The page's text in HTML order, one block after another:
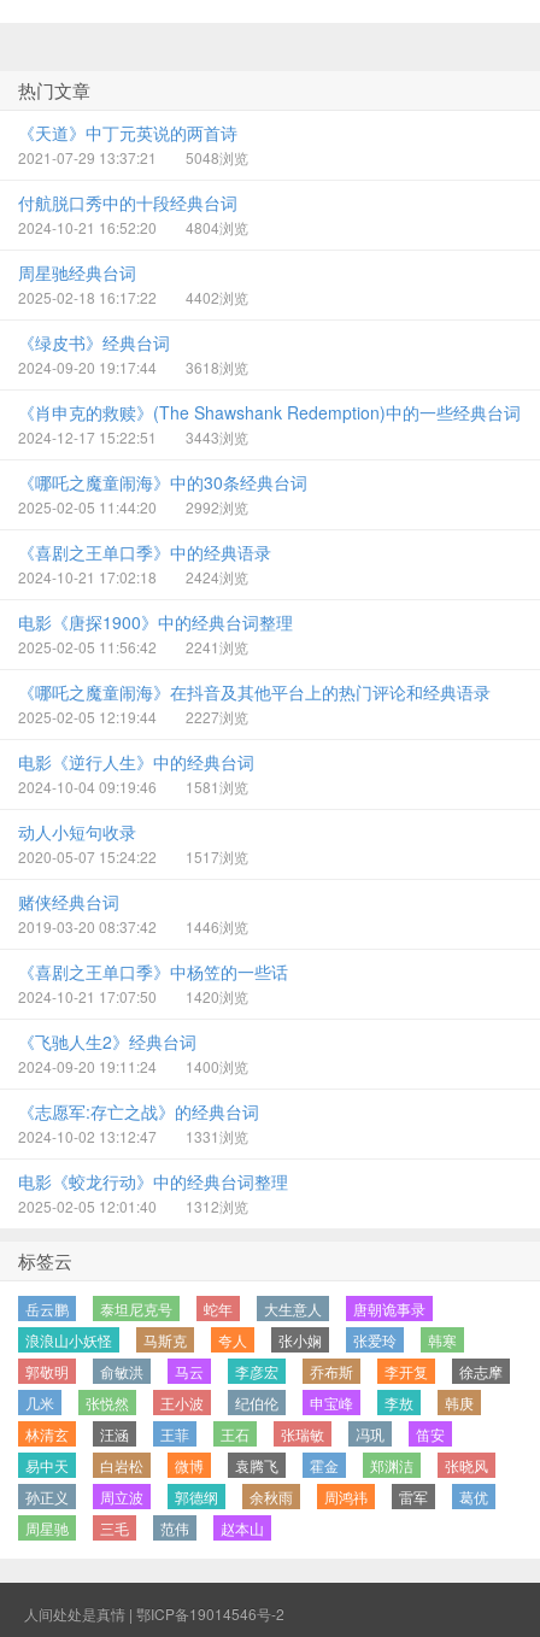
热门文章
《天道》中丁元英说的两首诗
2021-07-29 13:37:21 5048浏览
付航脱口秀中的十段经典台词
2024-10-21 16:52:20 4804浏览
周星驰经典台词
2025-02-18 16:17:22 4402浏览
《绿皮书》经典台词
2024-09-20 19:17:44 3618浏览
《肖申克的救赎》(The Shawshank Redemption)中的一些经典台词
2024-12-17 15:22:51 3443浏览
《哪吒之魔童闹海》中的30条经典台词
2025-02-05 11:44:20 2992浏览
《喜剧之王单口季》中的经典语录
2024-10-21 17:02:18 2424浏览
电影《唐探1900》中的经典台词整理
2025-02-05 11:56:42 2241浏览
《哪吒之魔童闹海》在抖音及其他平台上的热门评论和经典语录
2025-02-05 12:19:44 2227浏览
电影《逆行人生》中的经典台词
2024-10-04 09:19:46 1581浏览
动人小短句收录
2020-05-07 15:24:22 1517浏览
赌侠经典台词
2019-03-20 08:37:42 1446浏览
《喜剧之王单口季》中杨笠的一些话
2024-10-21 17:07:50 1420浏览
《飞驰人生2》经典台词
2024-09-20 19:11:24 1400浏览
《志愿军:存亡之战》‌的经典台词
2024-10-02 13:12:47 1331浏览
电影《蛟龙行动》中的经典台词整理
2025-02-05 12:01:40 1312浏览
标签云
岳云鹏 泰坦尼克号 蛇年 大生意人
唐朝诡事录
浪浪山小妖怪
马斯克 夸人 张小娴 张爱玲
韩寒
郭敬明
俞敏洪 马云 李彦宏 乔布斯 李开复
徐志摩
几米
张悦然 王小波 纪伯伦 申宝峰 李敖
韩庚
林清玄
汪涵 王菲 王石 张瑞敏 冯巩
笛安
易中天
白岩松 微博 袁腾飞 霍金 郑渊洁
张晓风
孙正义
周立波 郭德纲 余秋雨 周鸿祎 雷军
葛优
周星驰
三毛 范伟 赵本山
人间处处是真情 | 鄂ICP备19014546号-2